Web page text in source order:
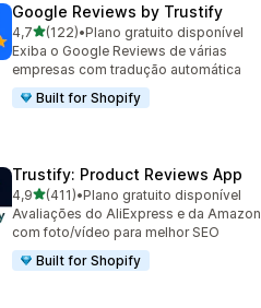
Google Reviews by Trustify
4,7de 5 estrelas
(122)
122 avaliações ao todo
•Plano gratuito disponível
Exiba o Google Reviews de várias
empresas com tradução automática
Built for Shopify
Trustify: Product Reviews App
4,9de 5 estrelas
(411)
411 avaliações ao todo
•Plano gratuito disponível
Avaliações do AliExpress e da Amazon
com foto/vídeo para melhor SEO
Built for Shopify